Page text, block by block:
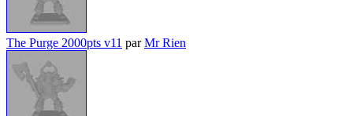
The Purge 2000pts v11 parMr Rien